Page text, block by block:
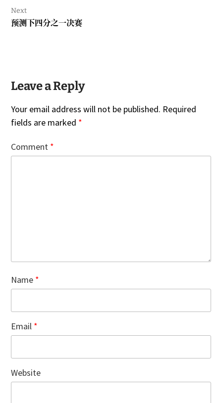
Next
Next
预测下四分之一决赛
Leave a Reply
Your email address will not be published. Required
fields are marked *
Comment *
Name *
Email *
Website